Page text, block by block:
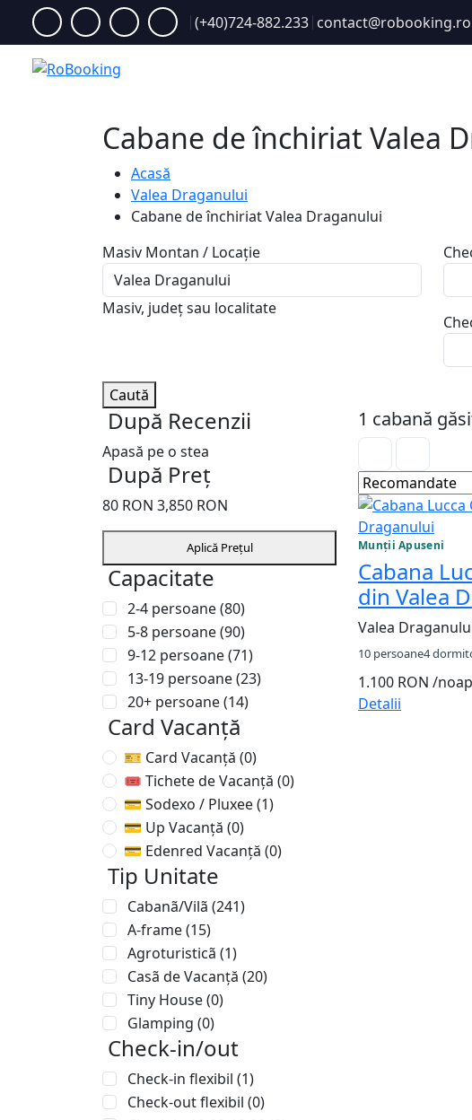
(+40)724-882.233 contact@robooking.ro
Cabane de închiriat Valea
Acasă
Valea Draganului
Cabane de închiriat Valea Draganului
Masiv Montan / Locație
Masiv, județ sau localitate
Caută
După Recenzii
Apasă pe o stea
După Preț
80 RON 3,850 RON
Aplică Prețul
Capacitate
2-4 persoane(80)
5-8 persoane(90)
9-12 persoane(71)
13-19 persoane(23)
20+ persoane(14)
Card Vacanță
🎫 Card Vacanță (0)
🎟 Tichete de Vacanță (0)
💳 Sodexo / Pluxee(1)
💳 Up Vacanță (0)
💳 Edenred Vacanță (0)
Tip Unitate
Cabanã/Vilã (241)
A-frame(15)
Agroturisticã (1)
Casã de Vacanță (20)
Tiny House(0)
Glamping (0)
Check-in/out
Check-in flexibil (1)
Check-out flexibil (0)
1 cabană
Munții Apuseni
Cabana
din Valea
Valea
10 persoane4
1.100 RON /
Detalii